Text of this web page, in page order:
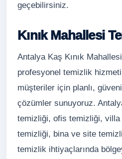
geçebilirsiniz.
Kınık Mahallesi
Antalya Kaş Kınık
profesyonel temizlik
müşteriler için planlı,
çözümler sunuyoruz.
temizliği, ofis temizliği,
temizliği, bina ve site
temizlik ihtiyaçlarında